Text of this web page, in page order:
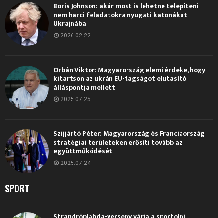
Boris Johnson: akár most is lehetne telepíteni
nem harci feladatokra nyugati katonákat
Ukrajnába
2026.02.22.
Orbán Viktor: Magyarország elemi érdeke, hogy
kitartson az ukrán EU-tagságot elutasító
álláspontja mellett
2025.07.25.
Szijjártó Péter: Magyarország és Franciaország
stratégiai területeken erősíti tovább az
együttműködését
2025.07.24.
SPORT